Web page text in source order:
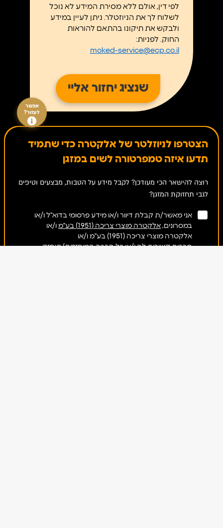
לפי דין, אולם ללא מסירת המידע לא נוכל
לשלוח לך את הניוזטלר. ניתן לעיין במידע
ולבקש את תיקונו בהתאם להוראות
החוק. לפניות:
moked-service@ecp.co.il
הצטרפו לניוזלטר של אלקטרה כדי שתמיד
תדעו איזה טמפרטורה לשים במזגן
רוצה להישאר הכי מעודכן? לקבל מידע על הטבות, מבצעים וטיפים
לגבי תחזוקת המזגן?
אני מאשר/ת קבלת דיוור ו/או מידע פרסומי בדוא"ל ו/או
במסרונים, אלקטרה מוצרי צריכה (1951) בע"מ
ו/או
אלקטרה מוצרי צריכה (1951) בע"מ ו/או
חברות קשורות להו/או כל חברה המוחזקת/תוחזק
אפשר
לעזור?